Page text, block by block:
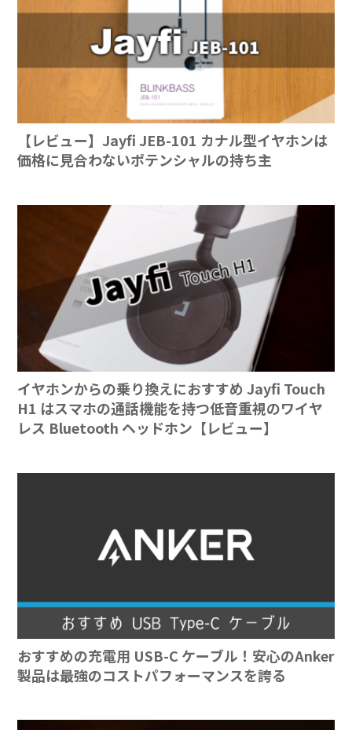
【レビュー】Jayfi JEB-101 カナル型イヤホンは
価格に見合わないポテンシャルの持ち主
イヤホンからの乗り換えにおすすめ Jayfi Touch
H1 はスマホの通話機能を持つ低音重視のワイヤ
レス Bluetooth ヘッドホン【レビュー】
おすすめの充電用 USB-C ケーブル！安心のAnker
製品は最強のコストパフォーマンスを誇る